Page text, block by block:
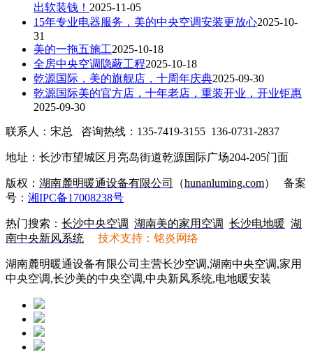
出软装钱！ 2025-11-05
15年专业电器服务，美的中央空调安装更放心2025-10-
31
美的一拖五施工2025-10-18
全房中央空调隐蔽工程2025-10-18
乾源国际，美的旗舰店，十周年庆典2025-09-30
乾源国际美的官方店，十年老店，重装开业，开业钜惠
2025-09-30
联系人：宋总 咨询热线：135-7419-3155 136-0731-2837
地址：长沙市望城区月亮岛街道乾源国际广场204-205门面
版权： 湖南麓明暖通设备有限公司 （hunanluming.com）
备案
号： 湘IPC备17008238号
热门搜索： 长沙中央空调 湖南美的家用空调 长沙电地暖 湖
南中央新风系统
技术支持：铭炎网络
湖南麓明暖通设备有限公司主营长沙空调,湖南中央空调,家用
中央空调,长沙美的中央空调,中央新风系统,电地暖安装